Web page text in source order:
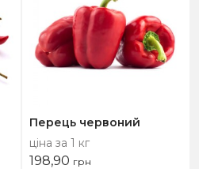
Перець червоний
ціна за 1 кг
198,90 грн